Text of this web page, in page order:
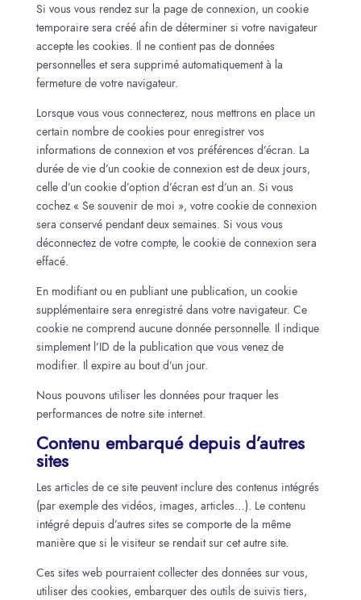
Si vous vous rendez sur la page de connexion, un cookie
temporaire sera créé afin de déterminer si votre navigateur
accepte les cookies. Il ne contient pas de données
personnelles et sera supprimé automatiquement à la
fermeture de votre navigateur.
Lorsque vous vous connecterez, nous mettrons en place un
certain nombre de cookies pour enregistrer vos
informations de connexion et vos préférences d’écran. La
durée de vie d’un cookie de connexion est de deux jours,
celle d’un cookie d’option d’écran est d’un an. Si vous
cochez « Se souvenir de moi », votre cookie de connexion
sera conservé pendant deux semaines. Si vous vous
déconnectez de votre compte, le cookie de connexion sera
effacé.
En modifiant ou en publiant une publication, un cookie
supplémentaire sera enregistré dans votre navigateur. Ce
cookie ne comprend aucune donnée personnelle. Il indique
simplement l’ID de la publication que vous venez de
modifier. Il expire au bout d’un jour.
Nous pouvons utiliser les données pour traquer les
performances de notre site internet.
Contenu embarqué depuis d’autres
sites
Les articles de ce site peuvent inclure des contenus intégrés
(par exemple des vidéos, images, articles…). Le contenu
intégré depuis d’autres sites se comporte de la même
manière que si le visiteur se rendait sur cet autre site.
Ces sites web pourraient collecter des données sur vous,
utiliser des cookies, embarquer des outils de suivis tiers,